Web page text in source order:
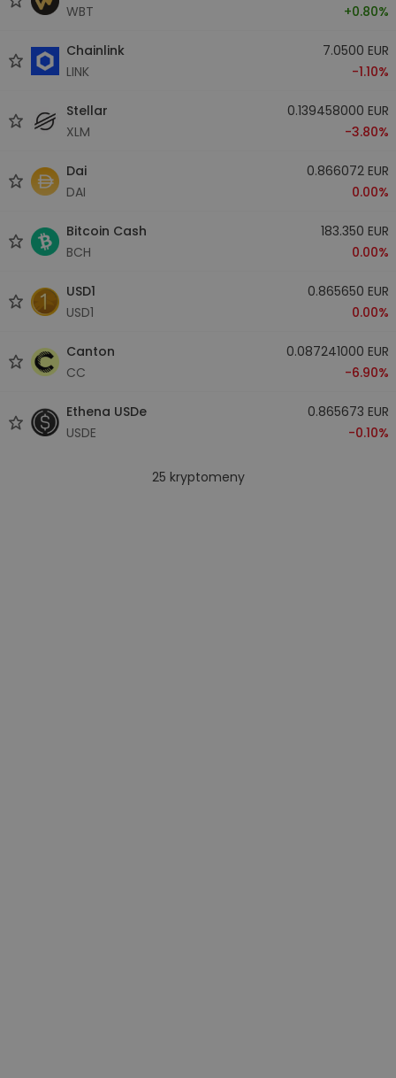
WBT
+0.80%
Chainlink
LINK
7.0500 EUR
-1.10%
Stellar
XLM
0.139458000 EUR
-3.80%
Dai
DAI
0.866072 EUR
0.00%
Bitcoin Cash
BCH
183.350 EUR
0.00%
USD1
USD1
0.865650 EUR
0.00%
Canton
CC
0.087241000 EUR
-6.90%
Ethena USDe
USDE
0.865673 EUR
-0.10%
25 kryptomeny